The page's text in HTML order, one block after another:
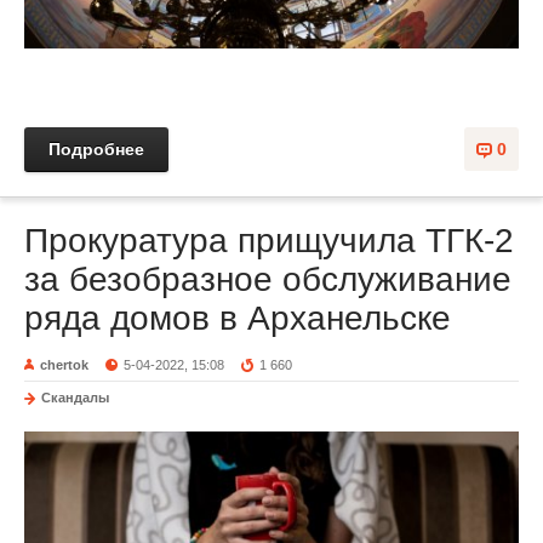
0
Подробнее
Прокуратура прищучила ТГК-2
за безобразное обслуживание
ряда домов в Арханельске
chertok 5-04-2022, 15:08 1 660
Скандалы